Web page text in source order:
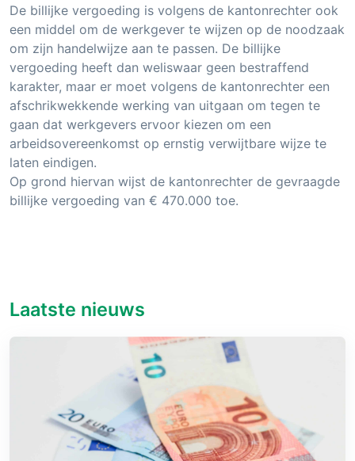
De billijke vergoeding is volgens de kantonrechter ook
een middel om de werkgever te wijzen op de noodzaak
om zijn handelwijze aan te passen. De billijke
vergoeding heeft dan weliswaar geen bestraffend
karakter, maar er moet volgens de kantonrechter een
afschrikwekkende werking van uitgaan om tegen te
gaan dat werkgevers ervoor kiezen om een
arbeidsovereenkomst op ernstig verwijtbare wijze te
laten eindigen.
Op grond hiervan wijst de kantonrechter de gevraagde
billijke vergoeding van € 470.000 toe.
Laatste nieuws